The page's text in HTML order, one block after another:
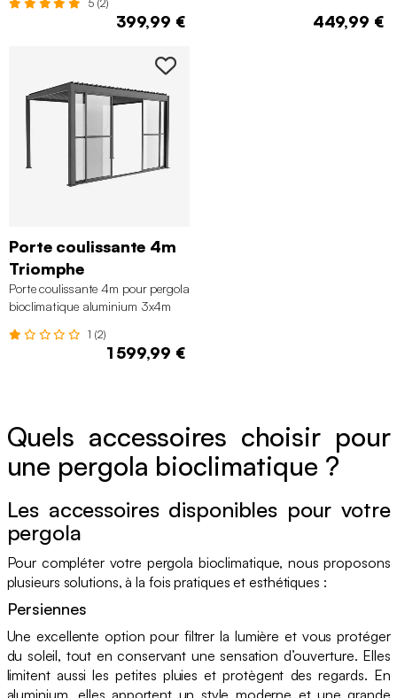
5 (2)
399,99 € 449,99 €
Porte coulissante 4m
Triomphe
Porte coulissante 4m pour pergola
bioclimatique aluminium 3x4m
1 (2)
1 599,99 €
Quels accessoires choisir pour
une pergola bioclimatique ?
Les accessoires disponibles pour votre
pergola
Pour compléter votre pergola bioclimatique, nous proposons
plusieurs solutions, à la fois pratiques et esthétiques :
Persiennes
Une excellente option pour filtrer la lumière et vous protéger
du soleil, tout en conservant une sensation d’ouverture. Elles
limitent aussi les petites pluies et protègent des regards. En
aluminium, elles apportent un style moderne et une grande